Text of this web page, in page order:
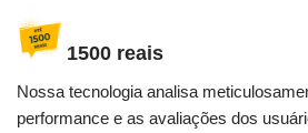
1500 reais
Nossa tecnologia analisa
performance e as avaliações dos